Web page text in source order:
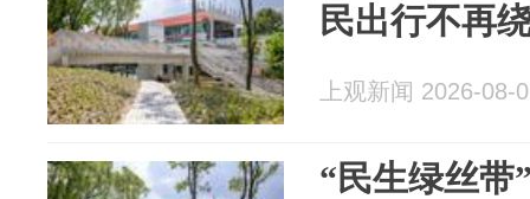
民出行不再
上观新闻 2026-08-
“民生绿丝带